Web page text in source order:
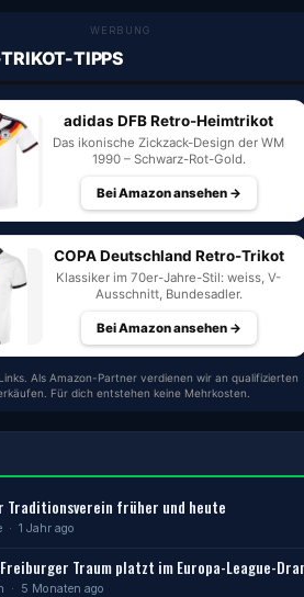
WERBUNG
TIPPS
adidas DFB Retro-Heimtrikot
Das ikonische Zickzack-Design der WM
1990 – Schwarz-Rot-Gold.
Bei Amazon ansehen →
COPA Deutschland Retro-Trikot
Klassiker im 70er-Jahre-Stil: weiss, V-
Ausschnitt, Bundesadler.
Bei Amazon ansehen →
Als Amazon-Partner verdienen wir an qualifizierten
Für dich entstehen keine Mehrkosten.
Traditionsverein früher und heute
· 1 Jahr ago
Traum platzt im Europa-League-
· 5 Monaten ago